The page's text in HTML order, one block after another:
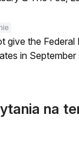
give the
in
na